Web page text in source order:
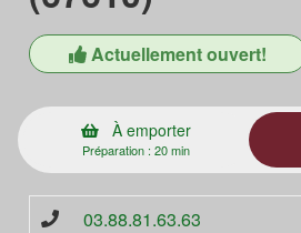
Actuellement ouvert!
À emporter
Préparation : 20 min
03.88.81.63.63